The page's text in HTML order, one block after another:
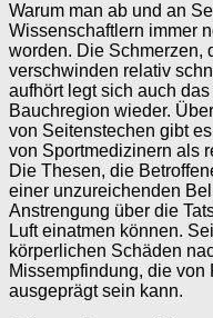
Warum man ab und an
Wissenschaftlern immer
worden. Die Schmerzen,
verschwinden relativ
aufhört legt sich auch
Bauchregion wieder.
von Seitenstechen gibt
von Sportmedizinern als
Die Thesen, die
einer unzureichenden
Anstrengung über die
Luft einatmen können.
körperlichen Schäden
Missempfindung, die
ausgeprägt sein kann.